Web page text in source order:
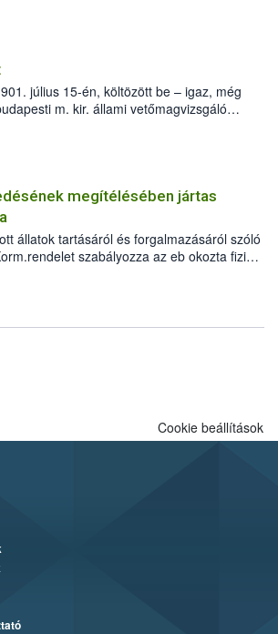
július 15-én, költözött be – igaz, még
m. kir. állami vetőmagvizsgáló
utca 15. szám alatti, Czigler Győző által
megítélésében jártas
állatok tartásáról és forgalmazásáról szóló
szabályozza az eb okozta fizikai
veszélye keletkezésekor felmerülő
valamint a veszélyes eb tartását és annak
megítélésében jártas szakértőt.
Cookie beállítások